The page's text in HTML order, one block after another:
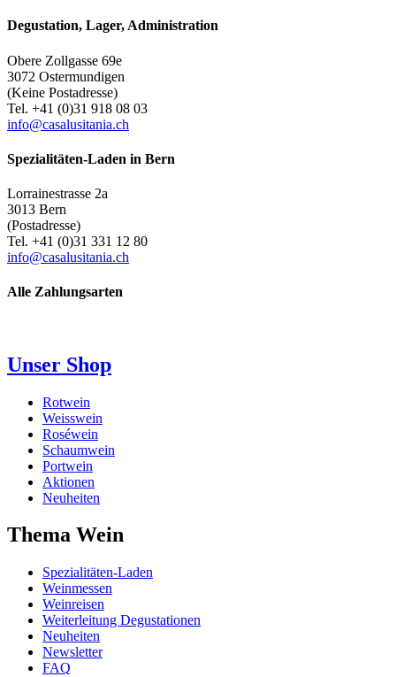
Degustation, Lager, Administration
Obere Zollgasse 69e
3072 Ostermundigen
(Keine Postadresse)
Tel. +41 (0)31 918 08 03
info@casalusitania.ch
Spezialitäten-Laden in Bern
Lorrainestrasse 2a
3013 Bern
(Postadresse)
Tel. +41 (0)31 331 12 80
info@casalusitania.ch
Alle Zahlungsarten
Unser Shop
Rotwein
Weisswein
Roséwein
Schaumwein
Portwein
Aktionen
Neuheiten
Thema Wein
Spezialitäten-Laden
Weinmessen
Weinreisen
Weiterleitung Degustationen
Neuheiten
Newsletter
FAQ